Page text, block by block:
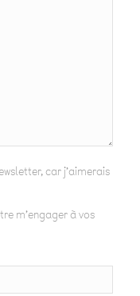
car j'aimerais
m'engager à vos